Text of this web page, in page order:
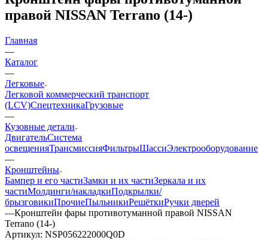
правой NISSAN Terrano (14-)
Главная
—
Каталог
—
Легковые
Легковой коммерческий транспорт
(LCV)СпецтехникаГрузовые
—
Кузовные детали
ДвигательСистема
освещенияТрансмиссияФильтрыШассиЭлектрооборудование
—
Кронштейны
Бампер и его частиЗамки и их частиЗеркала и их
частиМолдинги/накладкиПодкрылки/
брызговикиПрочиеПыльникиРешёткиРучки дверей
—Кронштейн фары противотуманной правой NISSAN
Terrano (14-)
Артикул: NSP056222000Q0D